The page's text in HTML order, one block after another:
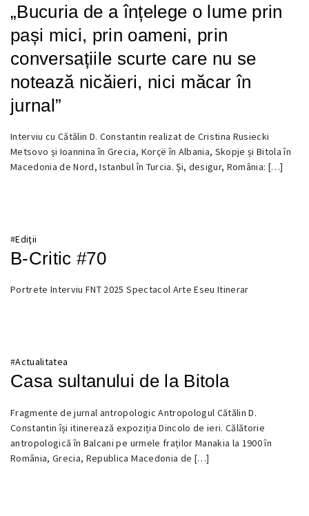
„Bucuria de a înțelege o lume prin
pași mici, prin oameni, prin
conversațiile scurte care nu se
notează nicăieri, nici măcar în
jurnal”
6
DECEMBRIE
2025
Interviu cu Cătălin D. Constantin realizat de Cristina Rusiecki
Metsovo și Ioannina în Grecia, Korçë în Albania, Skopje și Bitola în
Macedonia de Nord, Istanbul în Turcia. Și, desigur, România: […]
#Ediţii
B-Critic #70
24
Portrete Interviu FNT 2025 Spectacol Arte Eseu Itinerar
#Actualitatea
Casa sultanului de la Bitola
22
NOIEMBRIE
2025
Fragmente de jurnal antropologic Antropologul Cătălin D.
Constantin își itinerează expoziția Dincolo de ieri. Călătorie
antropologică în Balcani pe urmele fraților Manakia la 1900 în
România, Grecia, Republica Macedonia de […]